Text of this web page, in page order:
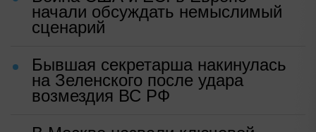
начали обсуждать немыслимый
сценарий
Бывшая секретарша накинулась
на Зеленского после удара
возмездия ВС РФ